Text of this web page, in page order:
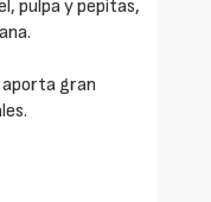
pulpa y pepitas,
aporta gran